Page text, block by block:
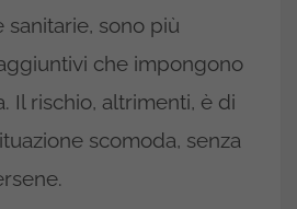
sanitarie, sono più
che impongono
Il rischio, altrimenti, è di
scomoda, senza